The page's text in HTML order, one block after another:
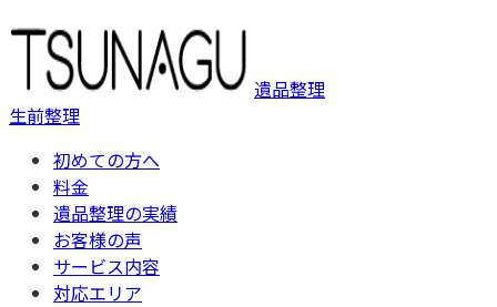
遺品整理
生前整理
初めての方へ
料金
遺品整理の実績
お客様の声
サービス内容
対応エリア